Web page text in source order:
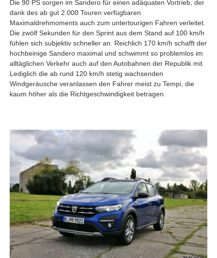
Die 90 PS sorgen im Sandero für einen adäquaten Vortrieb, der
dank des ab gut 2.000 Touren verfügbaren
Maximaldrehmoments auch zum untertourigen Fahren verleitet.
Die zwölf Sekunden für den Sprint aus dem Stand auf 100 km/h
fühlen sich subjektiv schneller an. Reichlich 170 km/h schafft der
hochbeinige Sandero maximal und schwimmt so problemlos im
alltäglichen Verkehr auch auf den Autobahnen der Republik mit.
Lediglich die ab rund 120 km/h stetig wachsenden
Windgeräusche veranlassen den Fahrer meist zu Tempi, die
kaum höher als die Richtgeschwindigkeit betragen.